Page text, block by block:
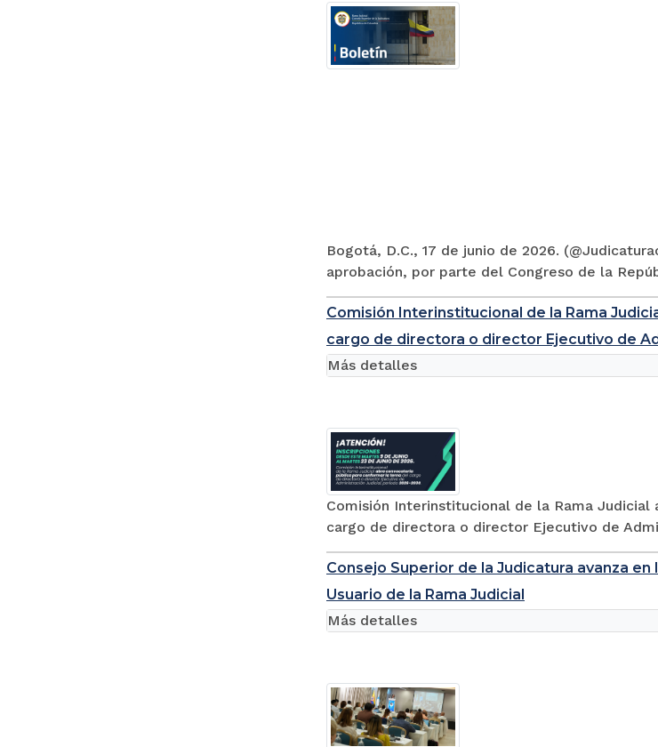
Bogotá, D.C., 17 de junio de 2026.
aprobación, por parte del Congreso de la
Comisión Interinstitucional de la Rama
cargo de directora o director Ejecutivo de
Comisión Interinstitucional de la Rama
cargo de directora o director Ejecutivo de
Más detalles
Consejo Superior de la Judicatura avanza
Usuario de la Rama Judicial
Más detalles